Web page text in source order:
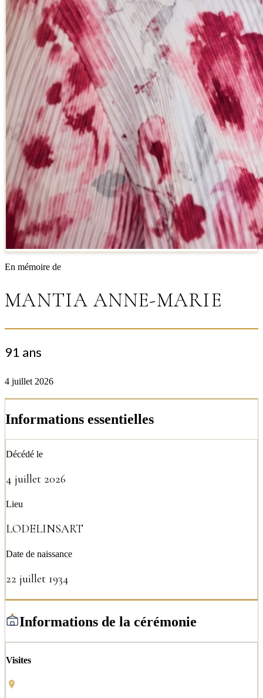
En mémoire de
MANTIA ANNE-MARIE
91 ans
4 juillet 2026
Informations essentielles
Décédé le
4 juillet 2026
Lieu
LODELINSART
Date de naissance
22 juillet 1934
Informations de la cérémonie
Visites